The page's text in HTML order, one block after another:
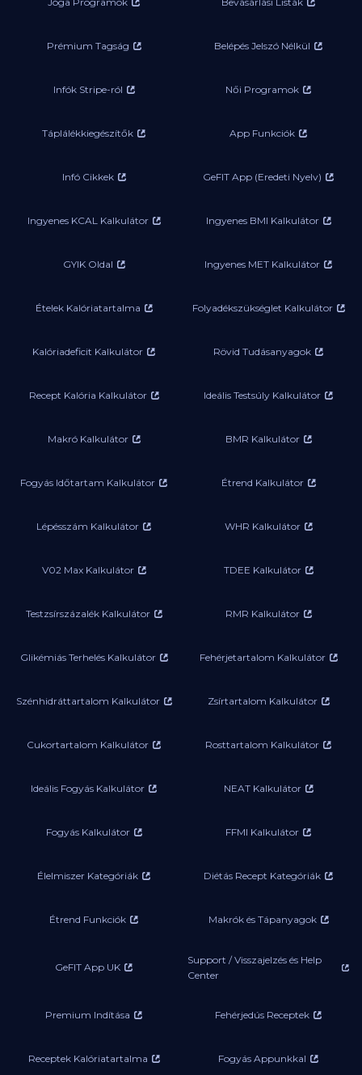
Prémium Tagság Belépés Jelszó Nélkül
Infók Stripe-ról Női Programok
Táplálékkiegészítők App Funkciók
Infó Cikkek GeFIT App (Eredeti Nyelv)
Ingyenes KCAL Kalkulátor Ingyenes BMI Kalkulátor
GYIK Oldal Ingyenes MET Kalkulátor
Ételek Kalóriatartalma Folyadékszükséglet Kalkulátor
Kalóriadeficit Kalkulátor Rövid Tudásanyagok
Recept Kalória Kalkulátor Ideális Testsúly Kalkulátor
Makró Kalkulátor BMR Kalkulátor
Fogyás Időtartam Kalkulátor Étrend Kalkulátor
Lépésszám Kalkulátor WHR Kalkulátor
V02 Max Kalkulátor TDEE Kalkulátor
Testzsírszázalék Kalkulátor RMR Kalkulátor
Glikémiás Terhelés Kalkulátor Fehérjetartalom Kalkulátor
Szénhidráttartalom Kalkulátor Zsírtartalom Kalkulátor
Cukortartalom Kalkulátor Rosttartalom Kalkulátor
Ideális Fogyás Kalkulátor NEAT Kalkulátor
Fogyás Kalkulátor FFMI Kalkulátor
Élelmiszer Kategóriák Diétás Recept Kategóriák
Étrend Funkciók Makrók és Tápanyagok
GeFIT App UK
Support / Visszajelzés és Help
Center
Premium Indítása Fehérjedús Receptek
Receptek Kalóriatartalma Fogyás Appunkkal